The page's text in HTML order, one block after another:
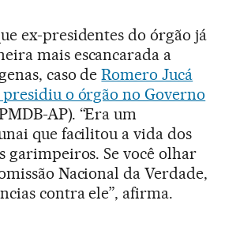
ex-presidentes do órgão já
mais escancarada a
caso deRomero Jucá
presidiu o órgão no Governo
AP). “Era um
que facilitou a vida dos
garimpeiros. Se você olhar
Nacional da Verdade,
contra ele”, afirma.